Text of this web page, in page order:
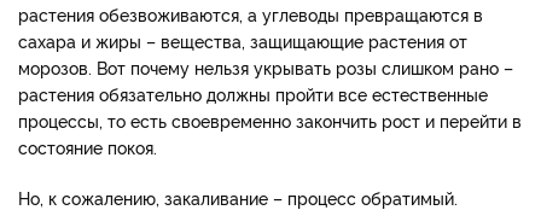
растения обезвоживаются, а углеводы превращаются в
сахара и жиры – вещества, защищающие растения от
морозов. Вот почему нельзя укрывать розы слишком рано –
растения обязательно должны пройти все естественные
процессы, то есть своевременно закончить рост и перейти в
состояние покоя.
Но, к сожалению, закаливание – процесс обратимый.